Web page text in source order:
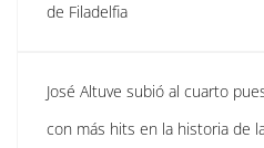
de Filadelfia
José Altuve subió al cuarto
con más hits en la historia de